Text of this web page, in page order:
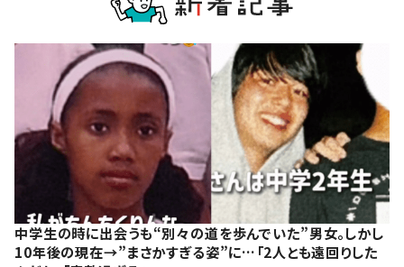
中学生の時に出会うも“別々の道を歩んでいた”男女。しかし
10年後の現在→”まさかすぎる姿”に…「2人とも遠回りした